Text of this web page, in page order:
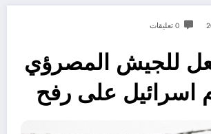
0 تعليقات
للجيش المصرؤي
اسرائيل على رفح